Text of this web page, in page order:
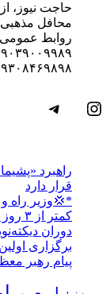
حاجت نیوز،
محافل
روابط عمومی
اینستاگرم
تلگرام
راهبرد
قرار دارد
*💢وزیر راه
کمتر از ۳ روز پرداخت شد*
دوران
برگزاری
پیام رهبر